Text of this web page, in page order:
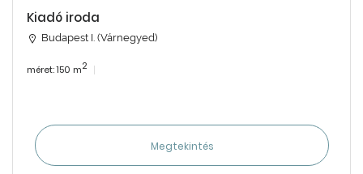
Kiadó iroda
Budapest I. (Várnegyed)
méret: 150 m2
Megtekintés